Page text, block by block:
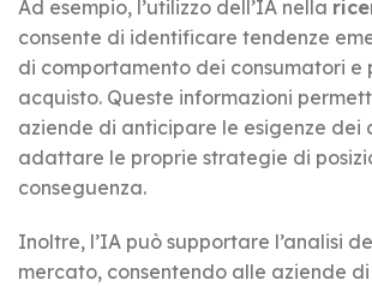
Ad esempio, l’utilizzo dell’IA nella
consente di identificare tendenze
di comportamento dei consumatori e
acquisto. Queste informazioni
aziende di anticipare le esigenze dei
adattare le proprie strategie di
conseguenza.
Inoltre, l’IA può supportare l’analisi
mercato, consentendo alle aziende